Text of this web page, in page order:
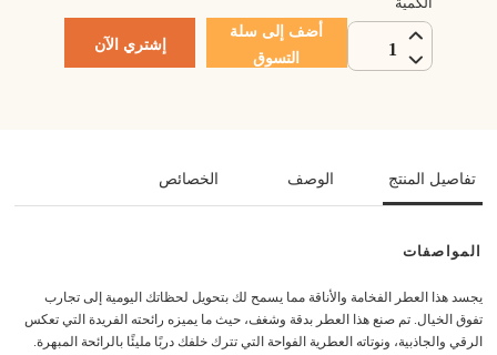
1
أضف إلى سلة
التسوق
إشتري الآن
تفاصيل المنتج الوصف الخصائص
المواصفات
يجسد هذا العطر الفخامة والأناقة مما يسمح لك بتحويل لحظاتك اليومية إلى تجارب
تفوق الخيال. تم صنع هذا العطر بدقة وشغف، حيث ما يميزه رائحته الفريدة التي تعكس
الرقي والجاذبية، ونوتاته العطرية الفواحة التي تترك خلفك دربًا مليئًا بالرائحة المبهرة.